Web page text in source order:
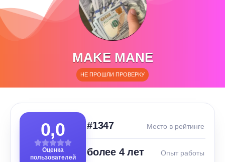
MAKE MANE
НЕ ПРОШЛИ ПРОВЕРКУ
0,0
Оценка
пользователей
#1347 Место в рейтинге
более 4 лет Опыт работы